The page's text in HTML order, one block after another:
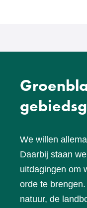
We willen
Daarbij staan
uitdagingen om
orde te
natuur, de